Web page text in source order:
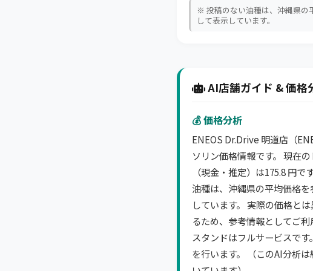
※ 投稿のない油種は、沖縄県の
して表示しています。
AI店舗ガイド & 価格
💰 価格分析
ENEOS Dr.Drive 明道店（
ソリン価格情報です。 現在
（現金・推定）は175.8 円
油種は、沖縄県の平均価格
しています。 実際の価格と
るため、参考情報としてご
スタンドはフルサービスで
を行います。 （このAI分析